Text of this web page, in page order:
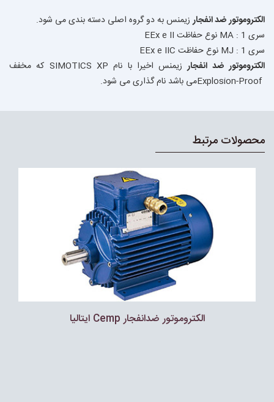
الکتروموتور ضد انفجار زیمنس به دو گروه اصلی دسته بندی می شود.
سری 1
MA : نوع حفاظت EEx e II
سری 1
MJ : نوع حفاظت EEx e IIC
الکتروموتور ضد انفجارزیمنس اخیرا با نامSIMOTICS XP که مخفف
Explosion-Proofمی باشد نام گذاری می شود.
محصولات مرتبط
الکتروموتور ضدانفجار Cemp ایتالیا